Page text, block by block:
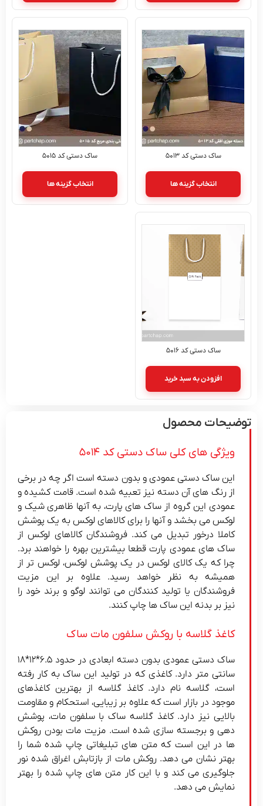
ساک دستی کد ۵۰۱۳
انتخاب گزینه ها
ساک دستی کد ۵۰۱۵
انتخاب گزینه ها
ساک دستی کد ۵۰۱۶
افزودن به سبد خرید
توضیحات محصول
ویژگی های کلی ساک دستی کد ۵۰۱۴
این ساک دستی عمودی و بدون دسته است اگر چه در برخی
از رنگ های آن دسته نیز تعبیه شده است. قامت کشیده و
عمودی این گروه از ساک های پارت، به آنها ظاهری شیک و
لوکس می بخشد و آنها را برای کالاهای لوکس به یک پوشش
کاملا درخور تبدیل می کند. فروشندگان کالاهای لوکس از
ساک های عمودی پارت قطعا بیشترین بهره را خواهند برد.
چرا که یک کالای لوکس در یک پوشش لوکس، لوکس تر از
همیشه به نظر خواهد رسید. علاوه بر این مزیت
فروشندگان یا تولید کنندگان می توانند لوگو و برند خود را
نیز بر بدنه این ساک ها چاپ کنند.
کاغذ گلاسه با روکش سلفون مات ساک
ساک دستی عمودی بدون دسته ابعادی در حدود ۶.۵*۱۲*۱۸
سانتی متر دارد. کاغذی که در تولید این ساک به کار رفته
است، گلاسه نام دارد. کاغذ گلاسه از بهترین کاغذهای
موجود در بازار است که علاوه بر زیبایی، استحکام و مقاومت
بالایی نیز دارد. کاغذ گلاسه ساک با سلفون مات، پوشش
دهی و برجسته سازی شده است. مزیت مات بودن روکش
ها در این است که متن های تبلیغاتی چاپ شده شما را
بهتر نشان می دهد. روکش مات از بازتابش اغراق شده نور
جلوگیری می کند و با این کار متن های چاپ شده را بهتر
نمایش می دهد.